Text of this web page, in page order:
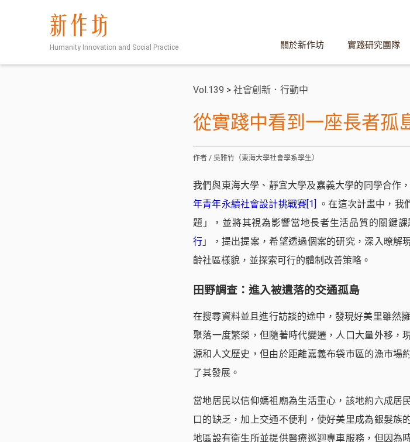
Humanity Innovation and Social Practice 關於新作坊 實踐研究團隊
Vol.139 > 社會創新．行動中
從實踐中看到一座長者孤
作者 / 吳雅竹（東海大學社會學系學生）
我們與東海大學、靜宜大學及嘉義大學的同學合作
年青年永續社會設計挑戰賽[1] 。在這次計畫中，我
題」，並將其視為影響當地長者生活品質的關鍵
行 」，提出提案，希望透過個案的研究，深入暸解
齡社區樣貌，並探索可行的體制改善策略。
田野調查：進入被遺落的交通孤島
在搜尋資料並且進行訪談的途中，發現好美里雖然
聚落一度繁榮，但隨著時代變遷，人口大量外移，
源和人文歷史，但由於距離嘉義布袋市區的漁市場
了其發展。
當地居民以信仰媽祖廟為生活重心，該地約六成居
口的缺乏，加上交通不便利，使好美里成為銀髮族
地區設有衛生所並提供醫療巡迴專車服務，但因為